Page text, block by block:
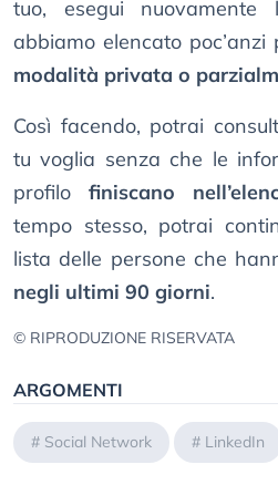
tuo, esegui
abbiamo elencato poc’anzi
modalità privata o
Così facendo, potrai
tu voglia senza che le
profilo finiscano
tempo stesso, potrai
lista delle persone che
negli ultimi 90 giorni.
© RIPRODUZIONE RISERVATA
ARGOMENTI
# Social Network # LinkedIn